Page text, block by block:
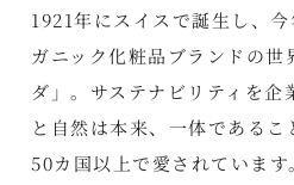
1921年にスイスで誕生し、
ガニック化粧品ブランドの世
ダ」。サステナビリティを企
と自然は本来、一体である
50カ国以上で愛されていま